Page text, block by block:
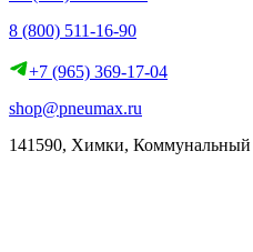
8 (800) 511-16-90
+7 (965) 369-17-04
shop@pneumax.ru
141590, Химки, Коммунальный